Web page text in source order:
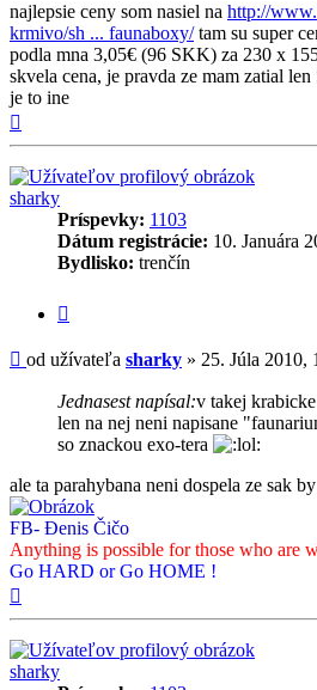
najlepsie ceny som nasiel na http://
krmivo/sh ... faunaboxy/tam su super
podla mna 3,05€ (96 SKK) za 230 x
skvela cena, je pravda ze mam zatial
je to ine
sharky
Príspevky: 1103
Dátum registrácie: 10. Januára
Bydlisko: trenčín
Príspevok
od užívateľa sharky » 25. Júla 2010,
Jednasest napísal:v takej
len na nej neni napisane
so znackou exo-tera
ale ta parahybana neni dospela ze sak
FB- Đenis Čičo
Anything is possible for those who are
Go HARD or Go HOME !
sharky